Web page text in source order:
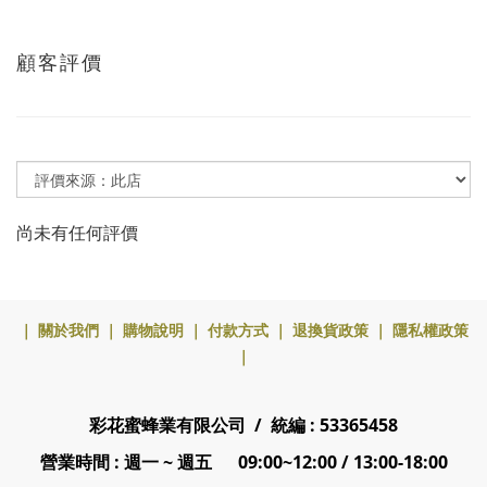
顧客評價
尚未有任何評價
｜ 關於我們 ｜ 購物說明 ｜ 付款方式 ｜ 退換貨政策 ｜ 隱私權政策
｜
彩花蜜蜂業有限公司 / 統編 : 53365458
營業時間 : 週一 ~ 週五 09:00~12:00 / 13:00-18:00